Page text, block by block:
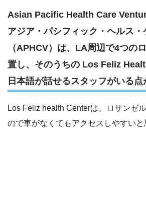
Asian Pacific Health Care
アジア・パシフィック・ヘルス
（APHCV）は、LA周辺で4つの
置し、そのうちの Los Feliz
日本語が話せるスタッフがいる点
Los Feliz health Centerは、ロサンゼ
ので車がなくてもアクセスしやすいと